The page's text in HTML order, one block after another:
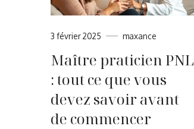
3 février 2025 maxance
Maître praticien PNL
: tout ce que vous
devez savoir avant
de commencer